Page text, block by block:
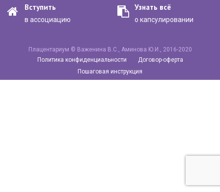
Узнать всё
о капсулировании
Вступить
в ассоциацию
Плацентариум © Важенина В.С., Аминова Ю.И., 2016-2020
Политика конфиденциальности
Договор-оферта
Пошаговая инструкция